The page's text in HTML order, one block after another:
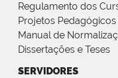
Regulamento dos
Projetos
Manual de
Dissertações e Teses
SERVIDORES